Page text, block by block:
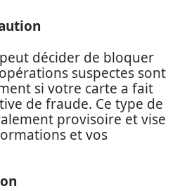
décider de bloquer
suspectes sont
si votre carte a fait
de fraude. Ce type de
provisoire et vise
et vos